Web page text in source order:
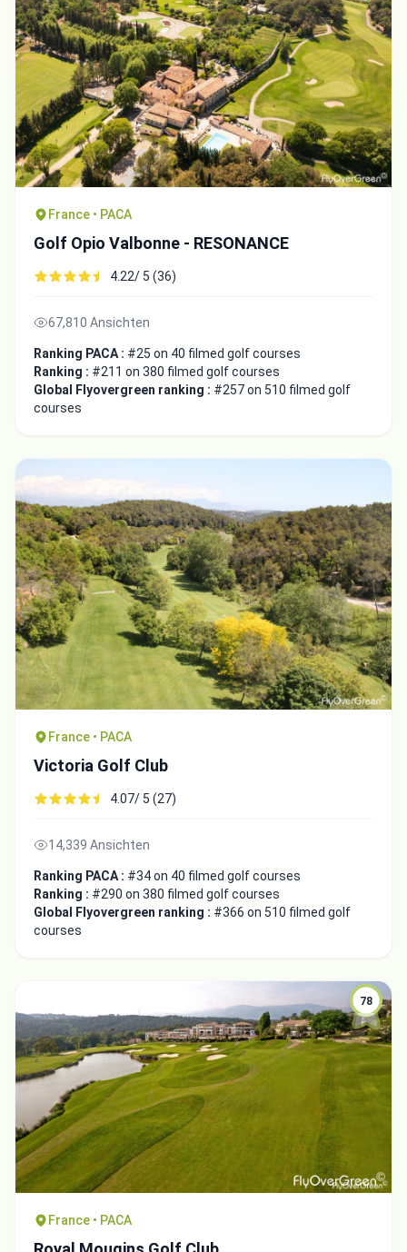
France • PACA
Golf Opio Valbonne - RESONANCE
4.22/ 5 (36)
67,810 Ansichten
Ranking PACA : #25 on 40 filmed golf courses
Ranking : #211 on 380 filmed golf courses
Global Flyovergreen ranking : #257 on 510 filmed golf
courses
France • PACA
Victoria Golf Club
4.07/ 5 (27)
14,339 Ansichten
Ranking PACA : #34 on 40 filmed golf courses
Ranking : #290 on 380 filmed golf courses
Global Flyovergreen ranking : #366 on 510 filmed golf
courses
78
France • PACA